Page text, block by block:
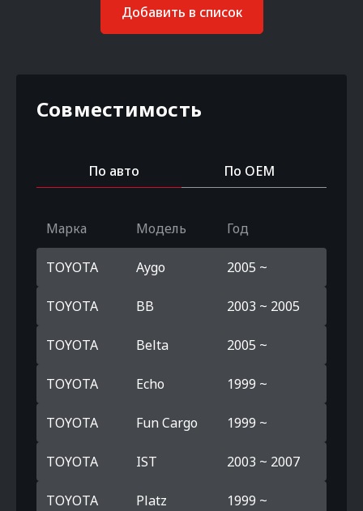
Добавить в список
Совместимость
По авто По OEM
Марка Модель Год
TOYOTA Aygo 2005 ~
TOYOTA BB 2003 ~ 2005
TOYOTA Belta 2005 ~
TOYOTA Echo 1999 ~
TOYOTA Fun Cargo 1999 ~
TOYOTA IST 2003 ~ 2007
TOYOTA Platz 1999 ~